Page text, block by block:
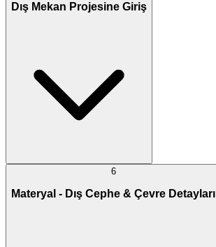
Dış Mekan Projesine Giriş
6
Materyal - Dış Cephe & Çevre Detayları